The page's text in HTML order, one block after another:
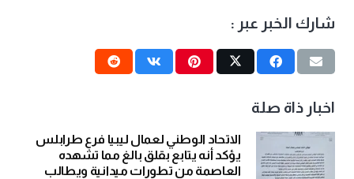
شارك الخبر عبر :
اخبار ذاة صلة
الاتحاد الوطني لعمال ليبيا فرع طرابلس
يؤكد أنه يتابع بقلق بالغ مما تشهده
العاصمة من تطورات ميدانية ويطالب